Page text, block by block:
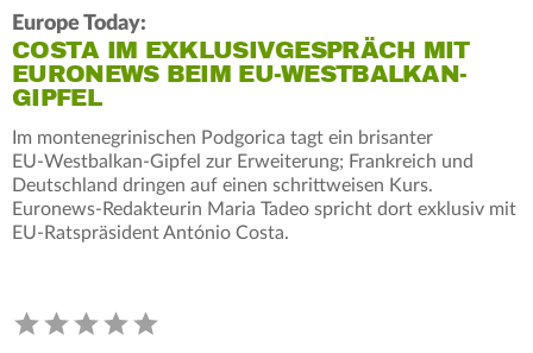
Europe Today:
COSTA IM EXKLUSIVGESPRÄCH MIT
EURONEWS BEIM EU-WESTBALKAN-
GIPFEL
Im montenegrinischen Podgorica tagt ein brisanter
EU‑Westbalkan‑Gipfel zur Erweiterung; Frankreich und
Deutschland dringen auf einen schrittweisen Kurs.
Euronews‑Redakteurin Maria Tadeo spricht dort exklusiv mit
EU‑Ratspräsident António Costa.